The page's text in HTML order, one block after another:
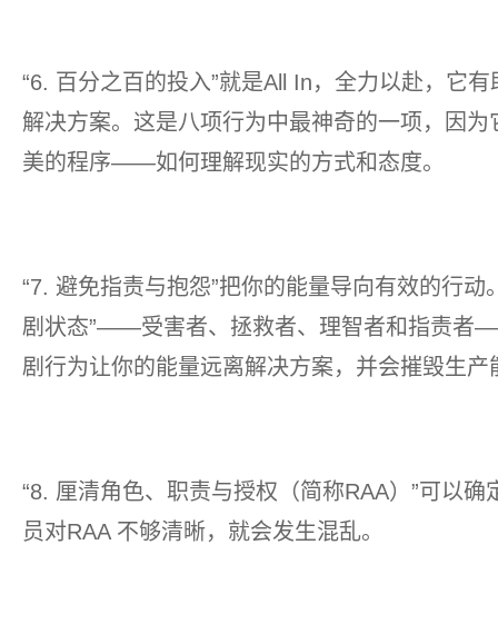
“6. 百分之百的投入”就是All In，全力以赴，它
解决方案。这是八项行为中最神奇的一项，因
美的程序——如何理解现实的方式和态度。
“7. 避免指责与抱怨”把你的能量导向有效的行
剧状态”——受害者、拯救者、理智者和指责者
剧行为让你的能量远离解决方案，并会摧毁生产
“8. 厘清角色、职责与授权（简称RAA）”可以
员对RAA 不够清晰，就会发生混乱。